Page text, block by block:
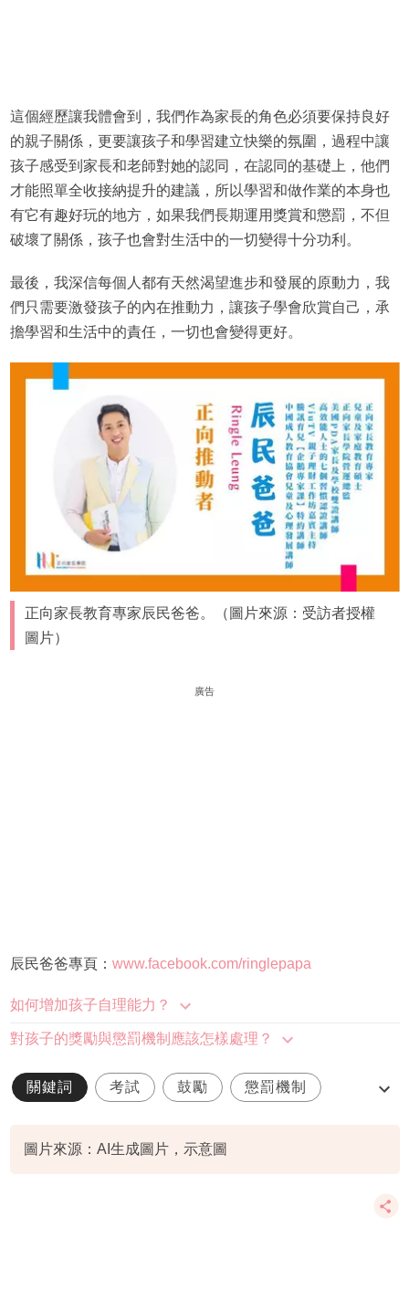
這個經歷讓我體會到，我們作為家長的角色必須要保持良好
的親子關係，更要讓孩子和學習建立快樂的氛圍，過程中讓
孩子感受到家長和老師對她的認同，在認同的基礎上，他們
才能照單全收接納提升的建議，所以學習和做作業的本身也
有它有趣好玩的地方，如果我們長期運用獎賞和懲罰，不但
破壞了關係，孩子也會對生活中的一切變得十分功利。
最後，我深信每個人都有天然渴望進步和發展的原動力，我
們只需要激發孩子的內在推動力，讓孩子學會欣賞自己，承
擔學習和生活中的責任，一切也會變得更好。
正向家長教育專家辰民爸爸。（圖片來源：受訪者授權
圖片）
廣告
辰民爸爸專頁： www.facebook.com/ringlepapa
如何增加孩子自理能力？
對孩子的獎勵與懲罰機制應該怎樣處理？
關鍵詞 考試 鼓勵 懲罰機制
圖片來源：AI生成圖片，示意圖